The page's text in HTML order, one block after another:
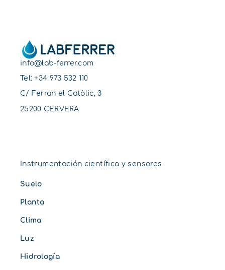
info@lab-ferrer.com
Tel:+34 973 532 110
C/ Ferran el Catòlic, 3
25200 CERVERA
Instrumentación científica y sensores
Suelo
Planta
Clima
Luz
Hidrología